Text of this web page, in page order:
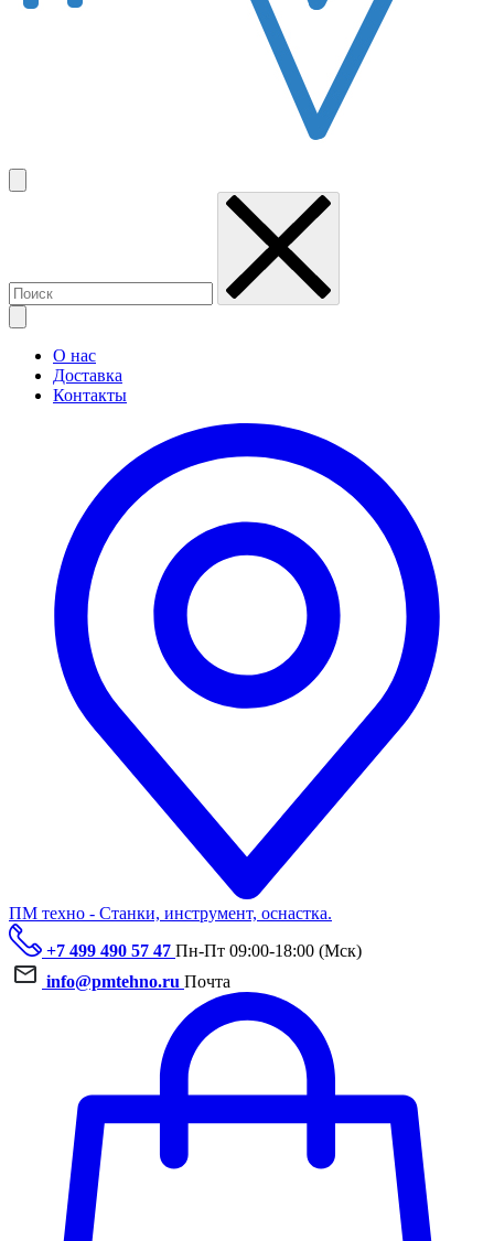
О нас
Доставка
Контакты
ПМ техно - Станки, инструмент, оснастка.
+7 499 490 57 47 Пн-Пт 09:00-18:00 (Мск)
info@pmtehno.ru Почта